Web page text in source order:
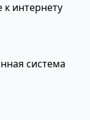
интернету
система